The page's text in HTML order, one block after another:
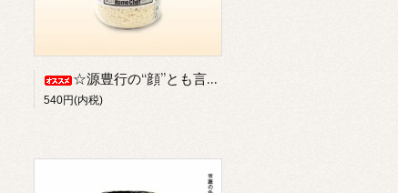
☆源豊行の“顔”とも言える☆【A-01】ガラ・スープ（大：130g）／【本店限定品】／※プラ容器のため冷蔵・冷凍品との同梱可能
540円(内税)